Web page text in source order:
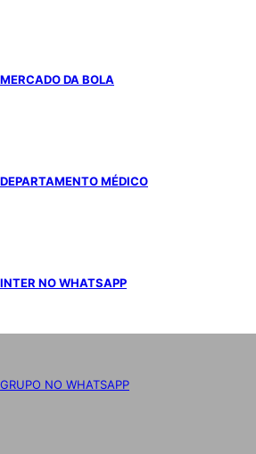
MERCADO DA BOLA
DEPARTAMENTO MÉDICO
INTER NO WHATSAPP
GRUPO NO WHATSAPP